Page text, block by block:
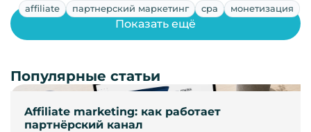
affiliate партнерский маркетинг cpa монетизация
Affiliate marketing: как работает
партнёрский канал
Показать ещё
Популярные статьи